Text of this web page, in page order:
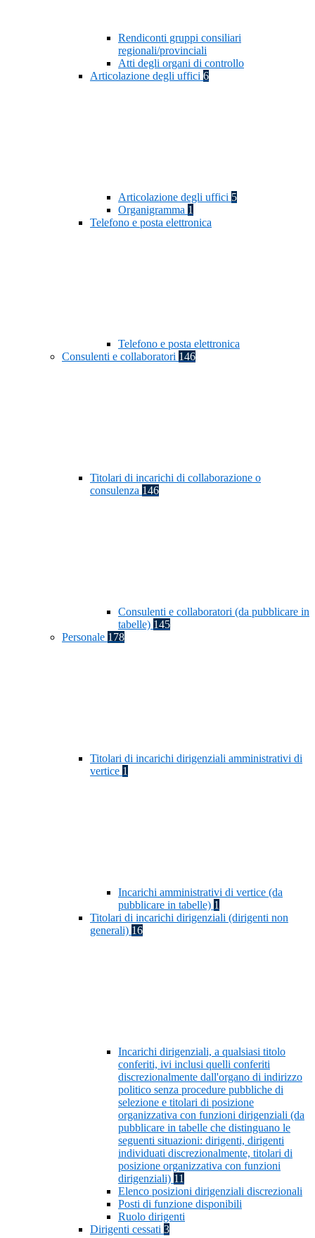
Rendiconti gruppi consiliari
regionali/provinciali
Atti degli organi di controllo
Articolazione degli uffici 6
Articolazione degli uffici 5
Organigramma 1
Telefono e posta elettronica
Telefono e posta elettronica
Consulenti e collaboratori 146
Titolari di incarichi di collaborazione o
consulenza 146
Consulenti e collaboratori (da pubblicare in
tabelle) 145
Personale 178
Titolari di incarichi dirigenziali amministrativi di
vertice 1
Incarichi amministrativi di vertice (da
pubblicare in tabelle) 1
Titolari di incarichi dirigenziali (dirigenti non
generali) 16
Incarichi dirigenziali, a qualsiasi titolo
conferiti, ivi inclusi quelli conferiti
discrezionalmente dall'organo di indirizzo
politico senza procedure pubbliche di
selezione e titolari di posizione
organizzativa con funzioni dirigenziali (da
pubblicare in tabelle che distinguano le
seguenti situazioni: dirigenti, dirigenti
individuati discrezionalmente, titolari di
posizione organizzativa con funzioni
dirigenziali) 11
Elenco posizioni dirigenziali discrezionali
Posti di funzione disponibili
Ruolo dirigenti
Dirigenti cessati 3